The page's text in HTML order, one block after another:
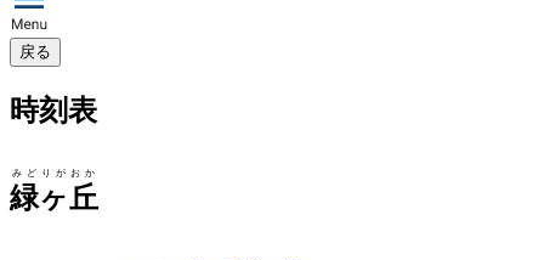
戻る
時刻表
緑ヶ丘
みどりがおか